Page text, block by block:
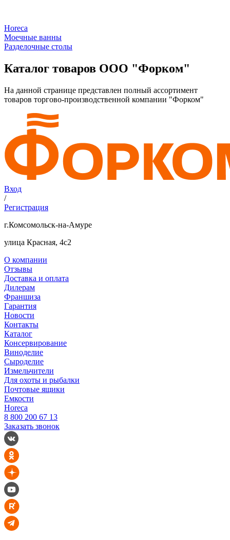
Horeca
Моечные ванны
Разделочные столы
Каталог товаров ООО "Форком"
На данной странице представлен полный ассортимент
товаров торгово-производственной компании "Форком"
Вход
/
Регистрация
г.Комсомольск-на-Амуре
улица Красная, 4с2
О компании
Отзывы
Доставка и оплата
Дилерам
Франшиза
Гарантия
Новости
Контакты
Каталог
Консервирование
Виноделие
Сыроделие
Измельчители
Для охоты и рыбалки
Почтовые ящики
Емкости
Horeca
8 800 200 67 13
Заказать звонок